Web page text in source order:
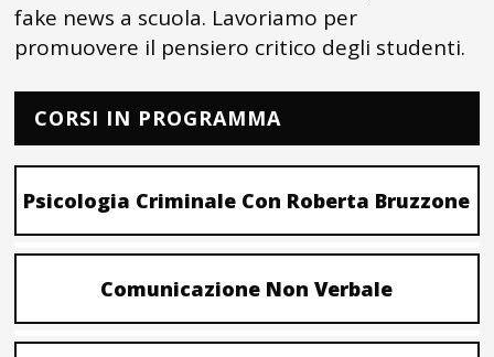
fake news a scuola. Lavoriamo per
promuovere il pensiero critico degli studenti.
CORSI IN PROGRAMMA
Psicologia Criminale Con Roberta Bruzzone
Comunicazione Non Verbale